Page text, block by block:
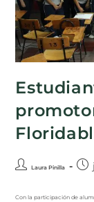
Laura Pinilla
Con la participación de